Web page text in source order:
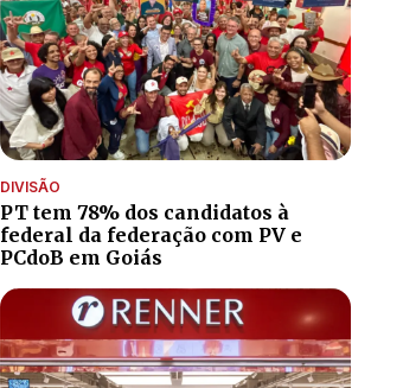
DIVISÃO
PT tem 78% dos candidatos à
federal da federação com PV e
PCdoB em Goiás